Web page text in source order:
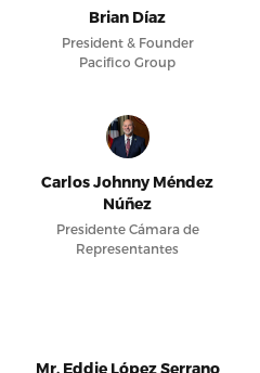
Brian Díaz
President & Founder
Pacifico Group
Carlos Johnny Méndez
Núñez
Presidente Cámara de
Representantes
Mr. Eddie López Serrano